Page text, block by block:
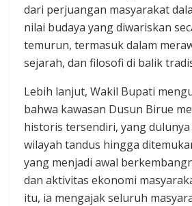
dari perjuangan masyarakat
nilai budaya yang diwariskan
temurun, termasuk dalam
sejarah, dan filosofi di balik
Lebih lanjut, Wakil Bupati
bahwa kawasan Dusun Birue
historis tersendiri, yang
wilayah tandus hingga
yang menjadi awal
dan aktivitas ekonomi
itu, ia mengajak seluruh